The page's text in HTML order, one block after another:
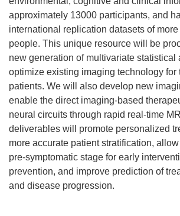
approximately 13000 participants, and
international replication datasets of
people. This unique resource will be
new generation of multivariate statistical
optimize existing imaging technology for
patients. We will also develop new
enable the direct imaging-based
neural circuits through rapid real-time
deliverables will promote personalized
more accurate patient stratification,
pre-symptomatic stage for early
prevention, and improve prediction of